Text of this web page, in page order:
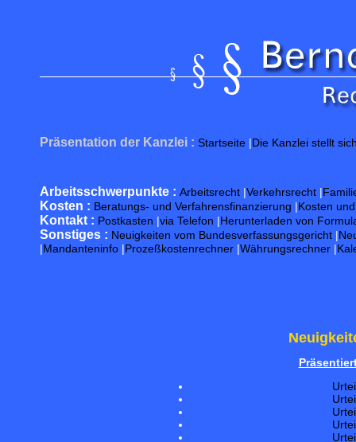
Präsentation der Kanzlei : Startseite |Die Kanzlei stellt
Arbeitsschwerpunkte : Arbeitsrecht |Verkehrsrecht |
Kosten : Beratungs- und Verfahrensfinanzierung |Kosten
Kontakt : Postkasten |via Telefon |Herunterladen von
Sonstiges : Neuigkeiten vom Bundesverfassungsgericht |
|Mandanteninfo |Prozeßkostenrechner |Währungsrechner |